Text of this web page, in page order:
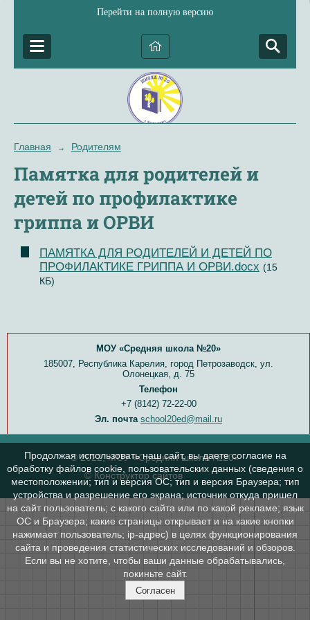
Перейти на полную версию
Главная → Родителям
Памятка для родителей и
детей по профилактике
гриппа и ОРВИ
ПАМЯТКА ДЛЯ РОДИТЕЛЕЙ И ДЕТЕЙ ПО
ПРОФИЛАКТИКЕ ГРИППА И ОРВИ.docx (15
КБ)
МОУ «Средняя школа №20»
185007, Республика Карелия, город Петрозаводск, ул.
Олонецкая, д. 75
Телефон
+7 (8142) 72-22-00
Эл. почта school20ed@mail.ru
© 2022, МОУ «Средняя школа №20»
© Конструктор сайтовNubex.ru
Продолжая использовать наш сайт, вы даете согласие на
обработку файлов cookie, пользовательских данных (сведения о
местоположении; тип и версия ОС; тип и версия Браузера; тип
устройства и разрешение его экрана; источник откуда пришел
на сайт пользователь; с какого сайта или по какой рекламе; язык
ОС и Браузера; какие страницы открывает и на какие кнопки
нажимает пользователь; ip-адрес) в целях функционирования
сайта и проведения статистических исследований и обзоров.
Если вы не хотите, чтобы ваши данные обрабатывались,
покиньте сайт.
Согласен